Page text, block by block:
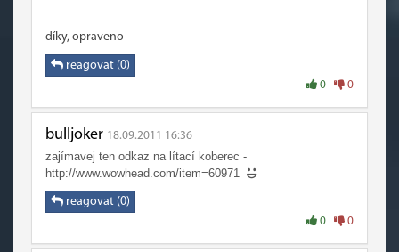
díky, opraveno
reagovat (0)
0 0
bulljoker 18.09.2011 16:36
zajímavej ten odkaz na lítací koberec -
http://www.wowhead.com/item=60971
reagovat (0)
0 0